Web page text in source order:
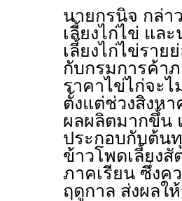
นายกรนิจ กล่
เลี้ยงไก่ไข่ แล
เลี้ยงไก่ไข่รา
กับกรมการค้า
ราคาไข่ไก่จะ
ตั้งแต่ช่วงสิงห
ผลผลิตมากขึ้น
ประกอบกับต้น
ข้าวโพดเลี้ยง
ภาคเรียน ซึ่งค
ฤดูกาล ส่งผลใ